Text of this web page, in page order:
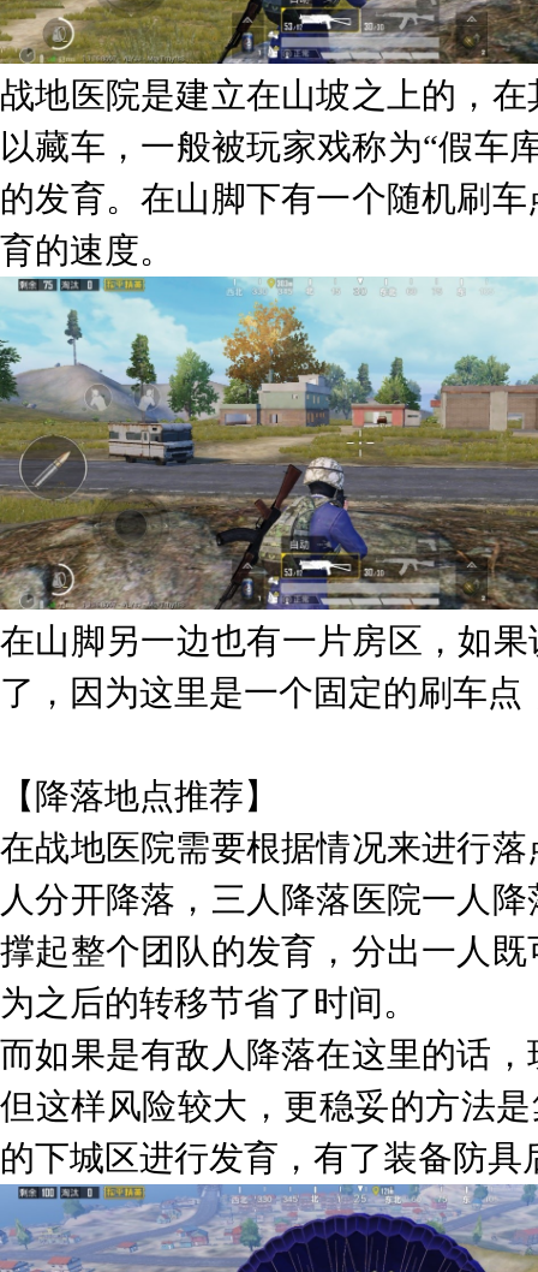
战地医院是建立在山坡之上的，
以藏车，一般被玩家戏称为“假车
的发育。在山脚下有一个随机刷
育的速度。
在山脚另一边也有一片房区，如
了，因为这里是一个固定的刷车
【降落地点推荐】
在战地医院需要根据情况来进行
人分开降落，三人降落医院一人
撑起整个团队的发育，分出一人
为之后的转移节省了时间。
而如果是有敌人降落在这里的话
但这样风险较大，更稳妥的方法
的下城区进行发育，有了装备防